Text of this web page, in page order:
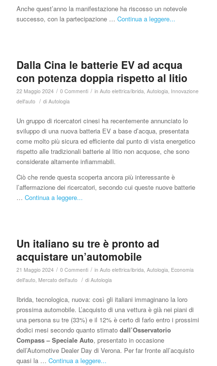
Anche quest’anno la manifestazione ha riscosso un notevole
successo, con la partecipazione … Continua a leggere...
Dalla Cina le batterie EV ad acqua
con potenza doppia rispetto al litio
22 Maggio 2024 / 0 Commenti / in Auto elettrica/ibrida, Autologia, Innovazione
dell'auto / di Autologia
Un gruppo di ricercatori cinesi ha recentemente annunciato lo
sviluppo di una nuova batteria EV a base d’acqua, presentata
come molto più sicura ed efficiente dal punto di vista energetico
rispetto alle tradizionali batterie al litio non acquose, che sono
considerate altamente infiammabili.
Ciò che rende questa scoperta ancora più interessante è
l’affermazione dei ricercatori, secondo cui queste nuove batterie
… Continua a leggere...
Un italiano su tre è pronto ad
acquistare un’automobile
21 Maggio 2024 / 0 Commenti / in Auto elettrica/ibrida, Autologia, Economia
dell'auto, Mercato dell'auto / di Autologia
Ibrida, tecnologica, nuova: così gli italiani immaginano la loro
prossima automobile. L’acquisto di una vettura è già nei piani di
una persona su tre (33%) e il 12% è certo di farlo entro i prossimi
dodici mesi secondo quanto stimato dall’Osservatorio
Compass – Speciale Auto, presentato in occasione
dell’Automotive Dealer Day di Verona. Per far fronte all’acquisto
quasi la … Continua a leggere...